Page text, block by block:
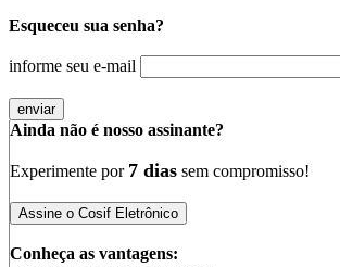
Esqueceu sua senha?
informe seu e-mail
Ainda não é nosso assinante?
Experimente por 7 dias sem compromisso!
Conheça as vantagens: